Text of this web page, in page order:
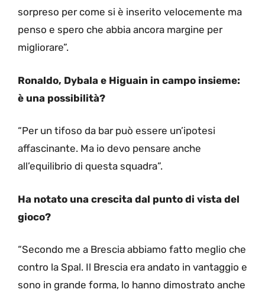
sorpreso per come si è inserito velocemente ma
penso e spero che abbia ancora margine per
migliorare”.
Ronaldo, Dybala e Higuain in campo insieme:
è una possibilità?
“Per un tifoso da bar può essere un’ipotesi
affascinante. Ma io devo pensare anche
all’equilibrio di questa squadra”.
Ha notato una crescita dal punto di vista del
gioco?
“Secondo me a Brescia abbiamo fatto meglio che
contro la Spal. Il Brescia era andato in vantaggio e
sono in grande forma, lo hanno dimostrato anche